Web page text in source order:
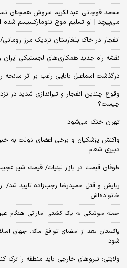
محمد قوچانی: عبدالکریم سروش همچنان
می‌پیچد | او تسلیم موج نئومارکسیسم
انفجار در خاک بلغارستان نزدیک مرز
نقشه راه جدید همکاری‌های لجستیکی
درگذشت اسماعیل بابایی راغب بر اثر سانحه
وقوع چندین انفجار و تیراندازی شدید در
چیست؟
تهران خنک می‌شود
واکنش پزشکیان و برخی اعضای دولت به
دبیری شعام
طوفان قیمت در بازار لبنیات/ قیمت شیر
ربایش و قتل حمیدرضا رجب‌زاده تایید شد/
خانواده‌اش
حمله موشکی به یک کشتی اماراتی هنگام
پاکستان بعد از امضای توافق مکه: جهان
شود
ولایتی: نیروهای خارجی باید منطقه را ترک